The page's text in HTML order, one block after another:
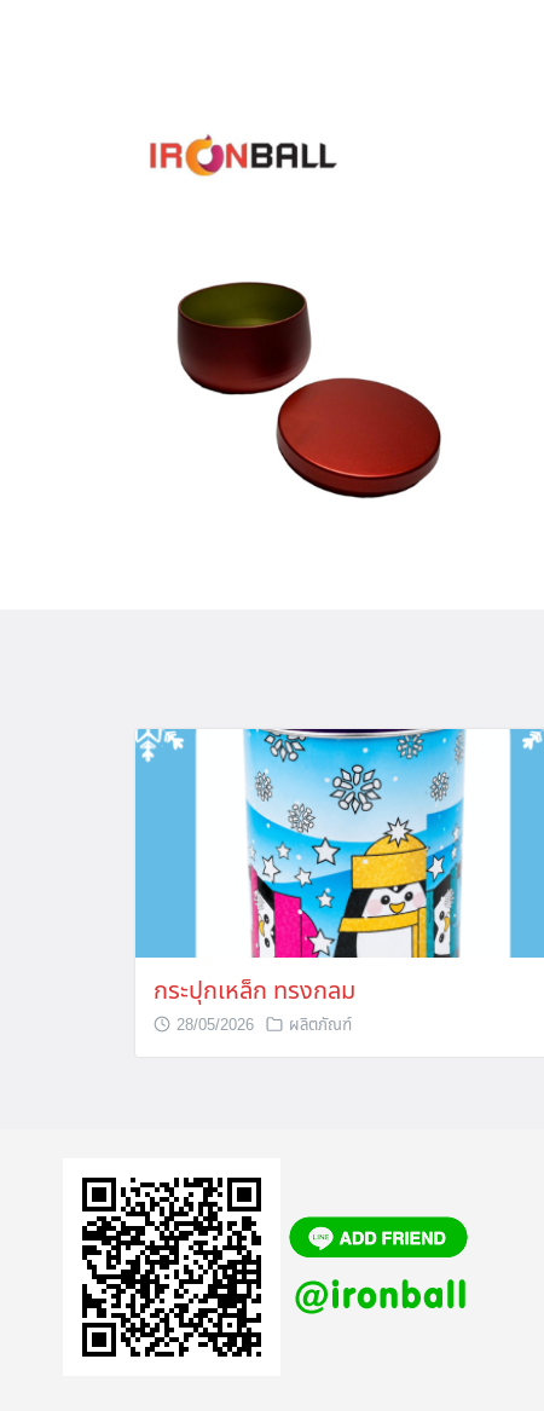
กระปุกเหล็ก ทรงกลม
28/05/2026 ผลิตภัณฑ์